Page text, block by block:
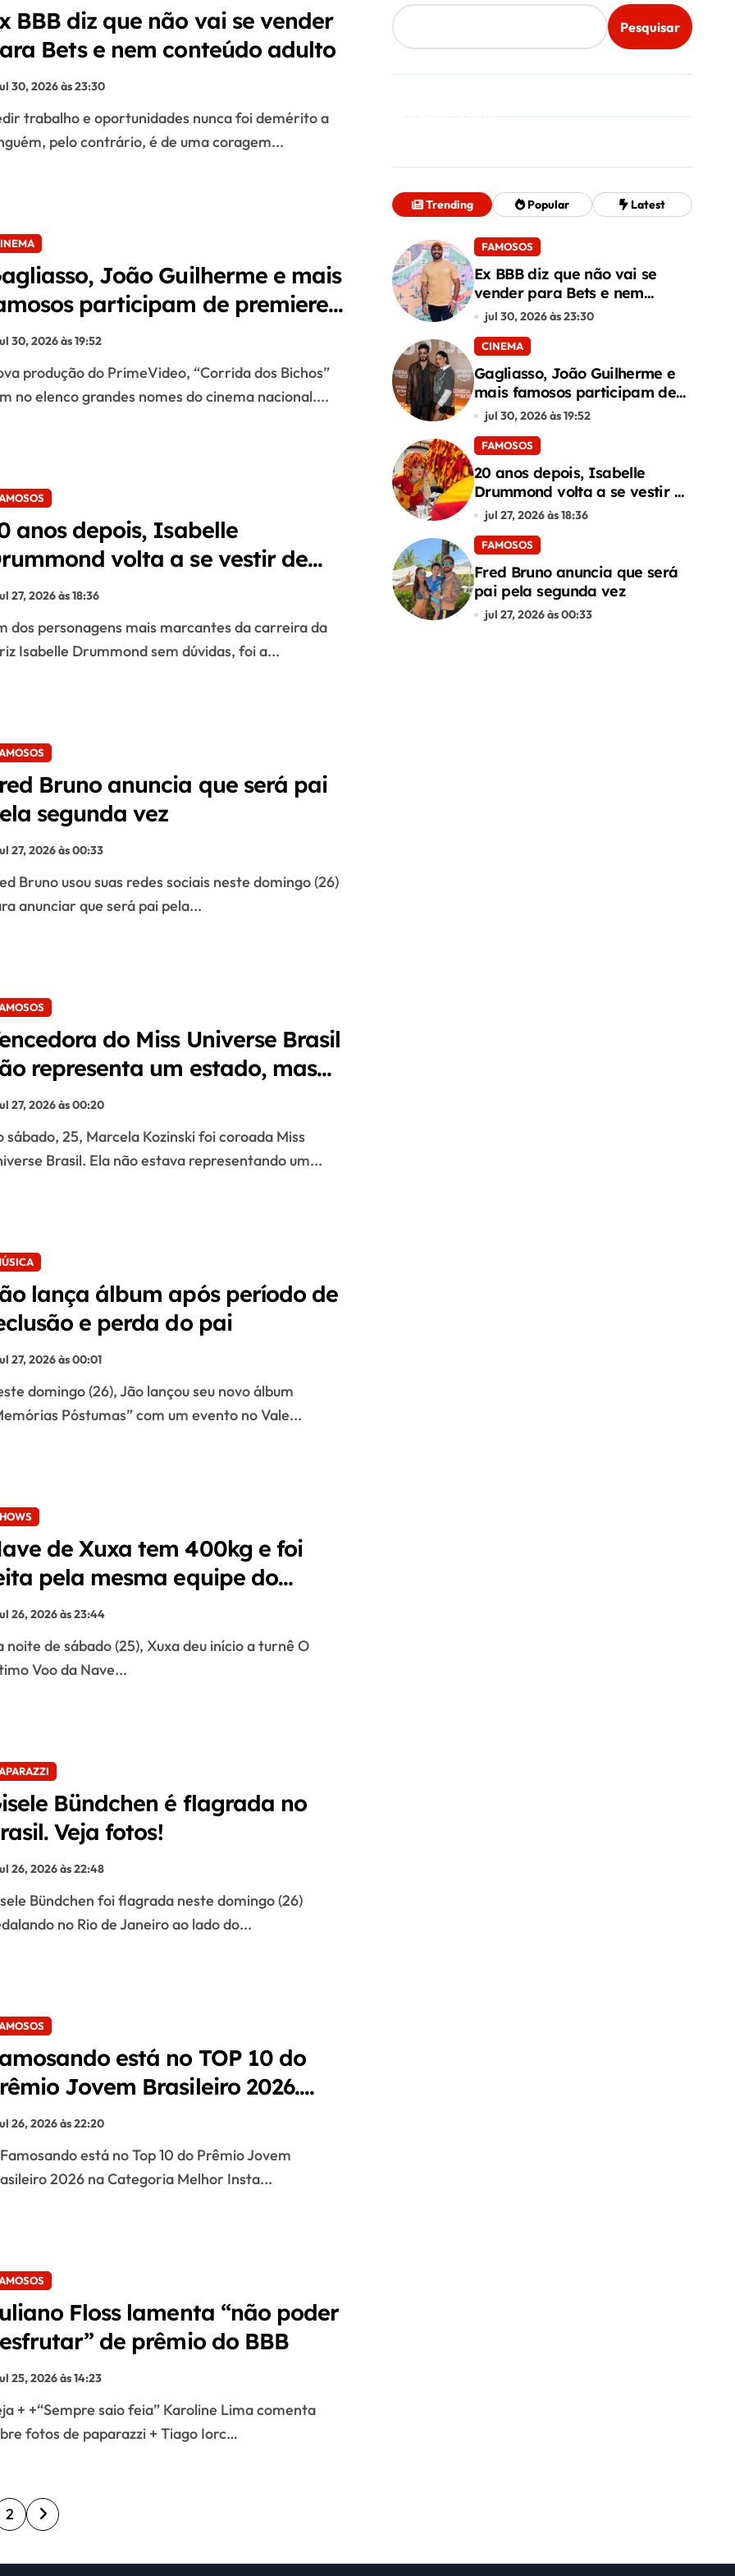
BBB diz que não vai se vender
Bets e nem conteúdo adulto
30, 2026 às 23:30
pelo contrário, é de uma coragem...
João Guilherme e mais
participam de premiere
“Corrida dos Bichos”
30, 2026 às 19:52
no elenco grandes nomes do cinema nacional....
anos depois, Isabelle
volta a se vestir de
do Sítio
27, 2026 às 18:36
Isabelle Drummond sem dúvidas, foi a...
Bruno anuncia que será pai
segunda vez
27, 2026 às 00:33
anunciar que será pai pela...
do Miss Universe Brasil
representa um estado, mas
destino turístico. Entenda!
27, 2026 às 00:20
Brasil. Ela não estava representando um...
lança álbum após período de
e perda do pai
27, 2026 às 00:01
Póstumas” com um evento no Vale...
de Xuxa tem 400kg e foi
pela mesma equipe do
de Beyoncé
26, 2026 às 23:44
Voo da Nave...
Bündchen é flagrada no
Veja fotos!
26, 2026 às 22:48
no Rio de Janeiro ao lado do...
está no TOP 10 do
Jovem Brasileiro 2026.
todos os indicados!
26, 2026 às 22:20
2026 na Categoria Melhor Insta...
Floss lamenta “não poder
de prêmio do BBB
25, 2026 às 14:23
fotos de paparazzi + Tiago Iorc…
2
Pesquisar
Trending Popular Latest
FAMOSOS
Ex BBB diz que não vai se
vender para Bets e nem
conteúdo adulto
jul 30, 2026 às 23:30
CINEMA
Gagliasso, João Guilherme e
mais famosos participam de
premiere de “Corrida dos
jul 30, 2026 às 19:52
FAMOSOS
20 anos depois, Isabelle
Drummond volta a se vestir de
Emília do Sítio
jul 27, 2026 às 18:36
FAMOSOS
Fred Bruno anuncia que será
pai pela segunda vez
jul 27, 2026 às 00:33